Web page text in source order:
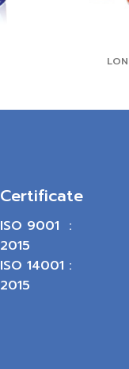
Certificate
ISO 9001 :
2015
ISO 14001 :
2015